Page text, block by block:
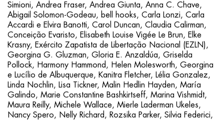
Simioni, Andrea Fraser, Andrea Giunta, Anna C. Chave,
Abigail Solomon-Godeau, bell hooks, Carla Lonzi, Carla
Accardi e Elvira Banotti, Carol Duncan, Claudia Calirman,
Conceição Evaristo, Elisabeth Louise Vigée Le Brun, Elke
Krasny, Exército Zapatista de Libertação Nacional (EZLN),
Georgina G. Gluzman, Gloria E. Anzaldúa, Griselda
Pollock, Harmony Hammond, Helen Molesworth, Georgina
e Lucílio de Albuquerque, Kanitra Fletcher, Lélia Gonzalez,
Linda Nochlin, Lisa Tickner, Malin Hedlin Hayden, María
Galindo, Marie Constantine Bashkirtseff, Marina Vishmidt,
Maura Reilly, Michele Wallace, Mierle Laderman Ukeles,
Nancy Spero, Nelly Richard, Rozsika Parker, Silvia Federici,